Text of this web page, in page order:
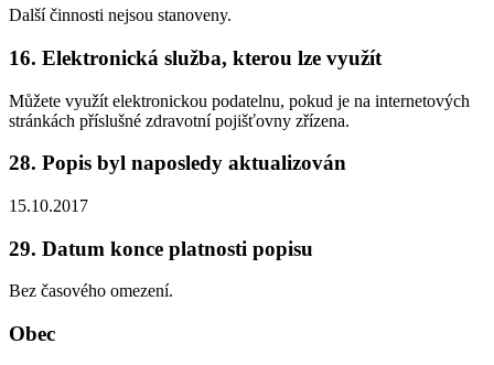
Další činnosti nejsou stanoveny.
16. Elektronická služba, kterou lze využít
Můžete využít elektronickou podatelnu, pokud je na internetových
stránkách příslušné zdravotní pojišťovny zřízena.
28. Popis byl naposledy aktualizován
15.10.2017
29. Datum konce platnosti popisu
Bez časového omezení.
Obec